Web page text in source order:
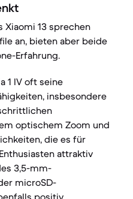
Xiaomi 13 sprechen
an, bieten aber beide
Erfahrung.
1 IV oft seine
insbesondere
optischem Zoom und
die es für
attraktiv
3,5-mm-
microSD-
positiv